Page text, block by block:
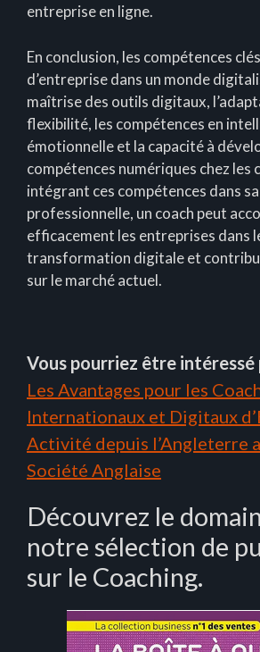
entreprise en ligne.
En conclusion, les compétences
d’entreprise dans un monde
maîtrise des outils digitaux,
flexibilité, les compétences en
émotionnelle et la capacité à
compétences numériques chez les
intégrant ces compétences dans
professionnelle, un coach peut
efficacement les entreprises dans
transformation digitale et
sur le marché actuel.
Vous pourriez être intéressé
Les Avantages pour les
Internationaux et Digitaux
Activité depuis l’Angleterre
Société Anglaise
Découvrez le
notre sélection de
sur le Coaching.